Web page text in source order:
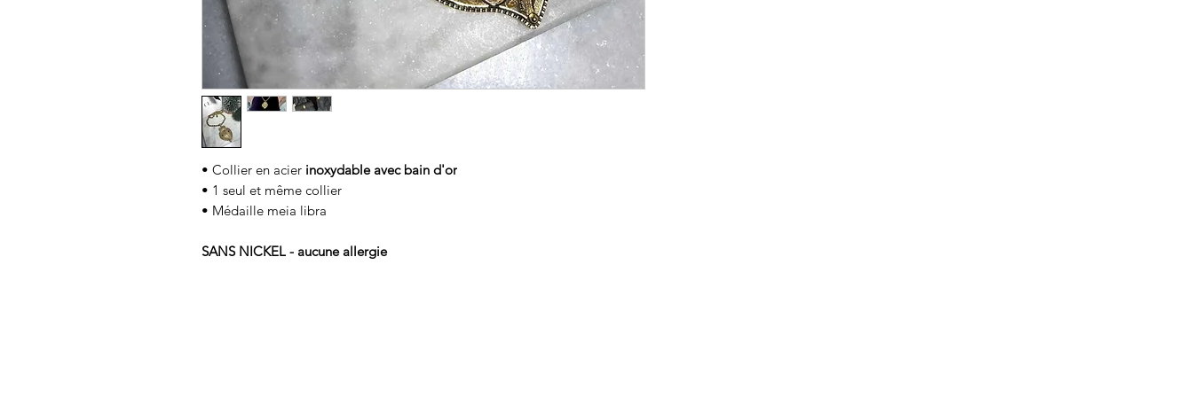
• Collier en acier inoxydable avec bain d'or
• 1 seul et même collier
• Médaille meia libra
SANS NICKEL - aucune allergie